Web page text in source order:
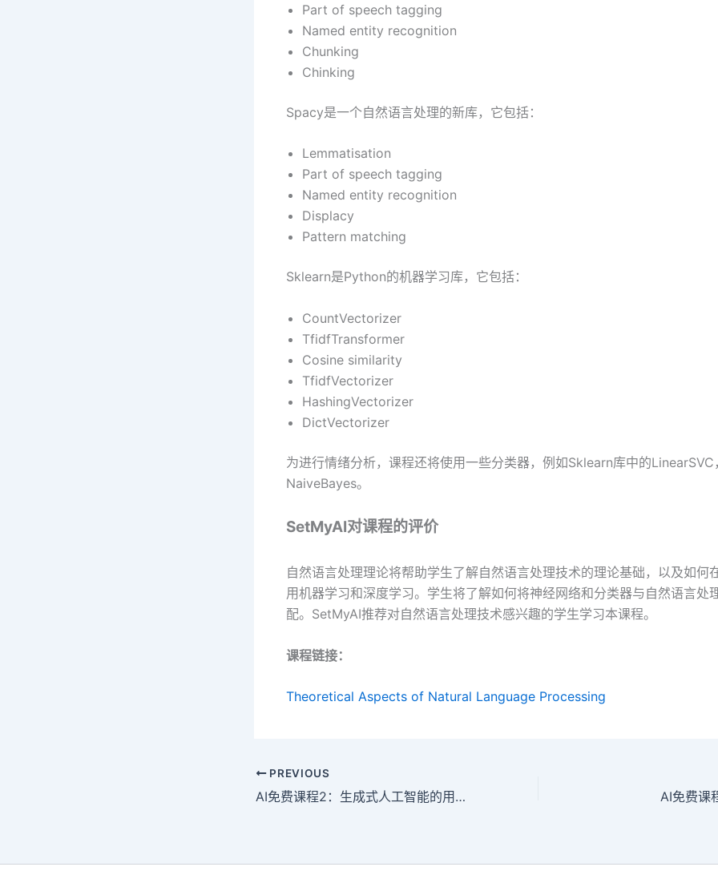
Part of speech tagging
Named entity recognition
Chunking
Chinking
Spacy是一个自然语言处理的新库，它包括：
Lemmatisation
Part of speech tagging
Named entity recognition
Displacy
Pattern matching
Sklearn是Python的机器学习库，它包括：
CountVectorizer
TfidfTransformer
Cosine similarity
TfidfVectorizer
HashingVectorizer
DictVectorizer
为进行情绪分析，课程还将使用一些分类器，例如Sklearn库中的LinearSVC
NaiveBayes。
SetMyAI对课程的评价
自然语言处理理论将帮助学生了解自然语言处理技术的理论基础，以及如何
用机器学习和深度学习。学生将了解如何将神经网络和分类器与自然语言处
配。SetMyAI推荐对自然语言处理技术感兴趣的学生学习本课程。
课程链接：
Theoretical Aspects of Natural Language Processing
PREVIOUS
AI免费课程2：生成式人工智能的用户意识和教育 AI免费课